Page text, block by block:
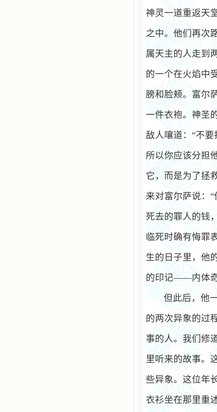
神灵一道重返天
之中。他们再次
属天主的人走到
的一个在火焰中
膀和脸颊。富尔
一件衣袍。神圣
敌人嚷道：“不
所以你应该分担
它，而是为了拯
来对富尔萨说：
死去的罪人的钱
临死时确有悔罪
生的日子里，他
的印记——内体
但此后，他
的两次异象的过
事的人。我们修
里听来的故事。
些异象。这位年
衣衫坐在那里重